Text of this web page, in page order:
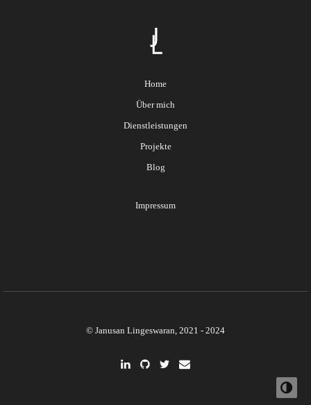
Home
Über mich
Dienstleistungen
Projekte
Blog
Impressum
© Janusan Lingeswaran, 2021 - 2024